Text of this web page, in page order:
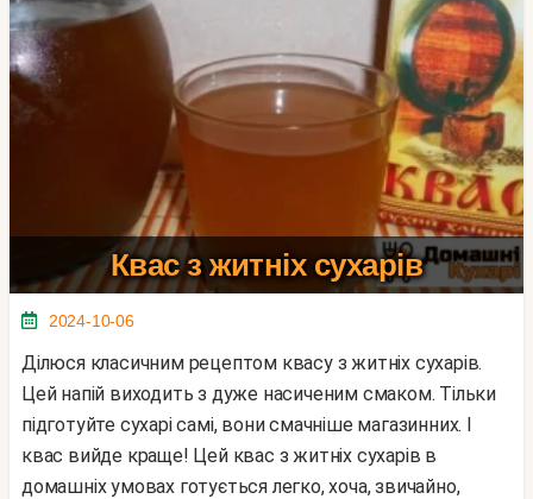
Квас з житніх сухарів
2024-10-06
Ділюся класичним рецептом квасу з житніх сухарів.
Цей напій виходить з дуже насиченим смаком. Тільки
підготуйте сухарі самі, вони смачніше магазинних. І
квас вийде краще! Цей квас з житніх сухарів в
домашніх умовах готується легко, хоча, звичайно,